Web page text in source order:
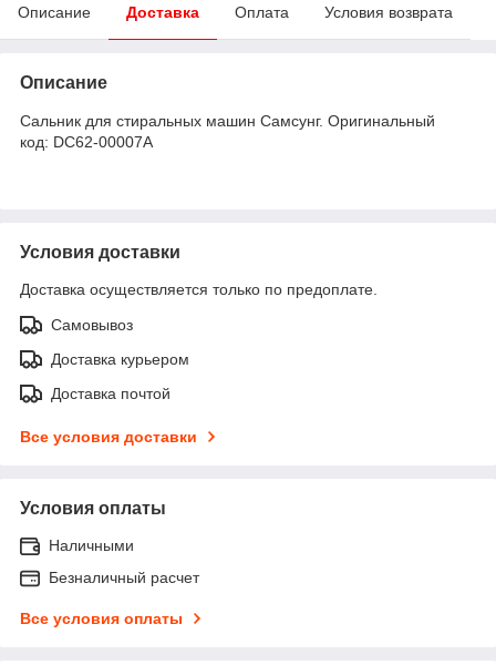
Описание Доставка Оплата Условия возврата
Описание
Сальник для стиральных машин Самсунг. Оригинальный
код: DC62-00007A
Условия доставки
Доставка осуществляется только по предоплате.
Самовывоз
Доставка курьером
Доставка почтой
Все условия доставки
Условия оплаты
Наличными
Безналичный расчет
Все условия оплаты